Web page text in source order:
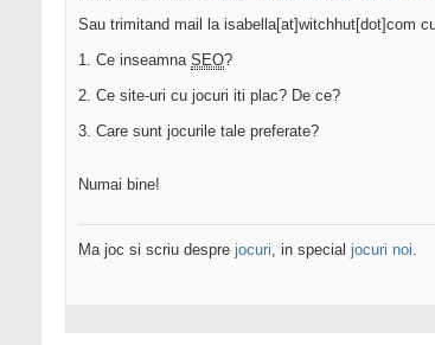
Sau trimitand mail la isabella[at]witchhut[dot]com
1. Ce inseamna SEO?
2. Ce site-uri cu jocuri iti plac? De ce?
3. Care sunt jocurile tale preferate?
Numai bine!
Ma joc si scriu despre jocuri, in special jocuri noi.